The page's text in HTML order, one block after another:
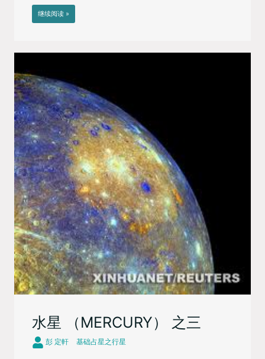
继续阅读 »
水星 （MERCURY） 之三
彭 定軒 基础占星之行星